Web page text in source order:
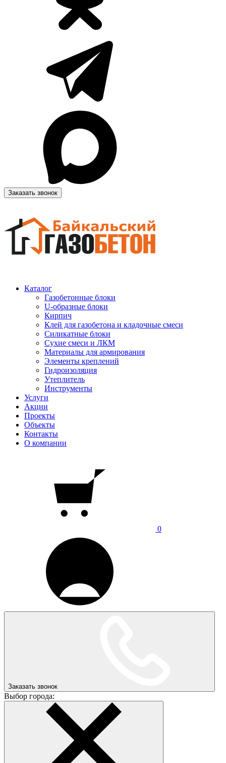
Заказать звонок
Каталог
Газобетонные блоки
U-образные блоки
Кирпич
Клей для газобетона и кладочные смеси
Силикатные блоки
Сухие смеси и ЛКМ
Материалы для армирования
Элементы креплений
Гидроизоляция
Утеплитель
Инструменты
Услуги
Акции
Проекты
Объекты
Контакты
О компании
0
Заказать звонок
Выбор города: